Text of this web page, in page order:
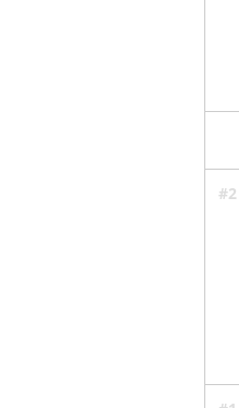
#2